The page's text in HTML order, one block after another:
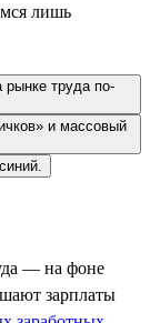
лишь
труда по-
и массовый
— на фоне
зарплаты